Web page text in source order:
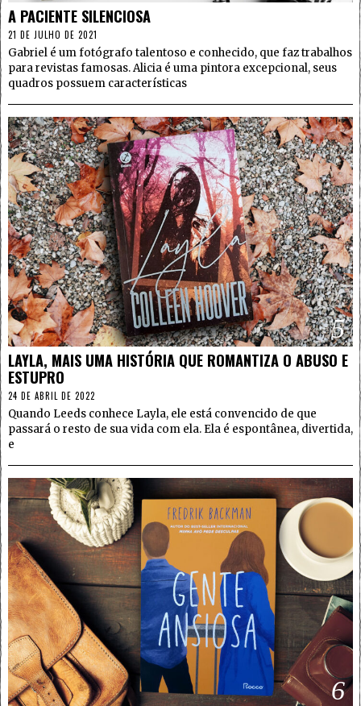
A PACIENTE SILENCIOSA
21 DE JULHO DE 2021
Gabriel é um fotógrafo talentoso e conhecido, que faz trabalhos
para revistas famosas. Alicia é uma pintora excepcional, seus
quadros possuem características
5
LAYLA, MAIS UMA HISTÓRIA QUE ROMANTIZA O ABUSO E
ESTUPRO
24 DE ABRIL DE 2022
Quando Leeds conhece Layla, ele está convencido de que
passará o resto de sua vida com ela. Ela é espontânea, divertida,
e
6